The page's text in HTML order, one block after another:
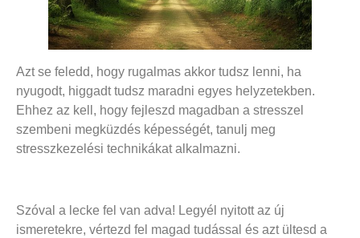
Azt se feledd, hogy rugalmas akkor tudsz lenni, ha
nyugodt, higgadt tudsz maradni egyes helyzetekben.
Ehhez az kell, hogy fejleszd magadban a stresszel
szembeni megküzdés képességét, tanulj meg
stresszkezelési technikákat alkalmazni.
Szóval a lecke fel van adva! Legyél nyitott az új
ismeretekre, vértezd fel magad tudással és azt ültesd a